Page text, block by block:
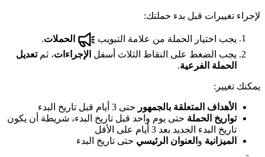
لإجراء تغييرات قبل بدء حملتك:
يجب اختيار الحملة من علامة التبويب الحملات.
يجب الضغط على النقاط الثلاث أسفل الإجراءات، ثمتعديل
الحملة الفرعية.
يمكنك تغيير:
الأهداف المتعلقة بالجمهور حتى 3 أيام قبل تاريخ البدء
تواريخ الحملة حتى يوم واحد قبل تاريخ البدء، شريطة أن يكون
تاريخ البدء الجديد بعد 3 أيام على الأقل
الميزانية و العنوان الرئيسي حتى تاريخ البدء